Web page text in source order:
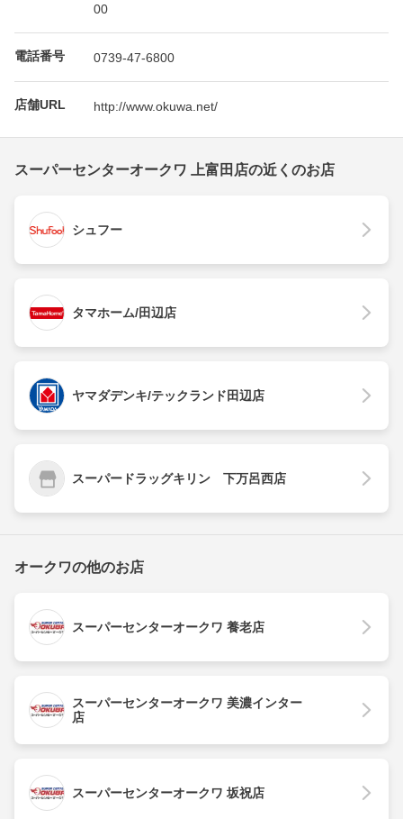
00
電話番号 0739-47-6800
店舗URL http://www.okuwa.net/
スーパーセンターオークワ 上富田店の近くのお店
シュフー
タマホーム/田辺店
ヤマダデンキ/テックランド田辺店
スーパードラッグキリン 下万呂西店
オークワの他のお店
スーパーセンターオークワ 養老店
スーパーセンターオークワ 美濃インター
店
スーパーセンターオークワ 坂祝店